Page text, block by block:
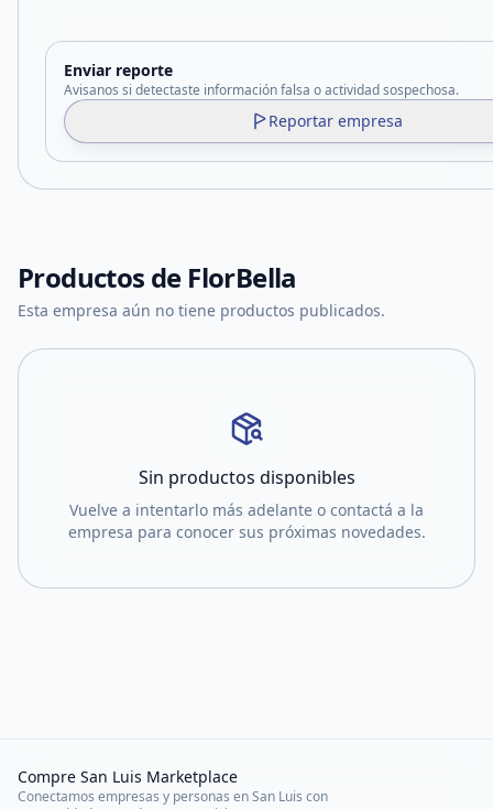
Enviar reporte
Avisanos si detectaste información falsa o actividad sospechosa.
Reportar empresa
Productos de FlorBella
Esta empresa aún no tiene productos publicados.
Sin productos disponibles
Vuelve a intentarlo más adelante o contactá a la
empresa para conocer sus próximas novedades.
Compre San Luis Marketplace
Conectamos empresas y personas en San Luis con